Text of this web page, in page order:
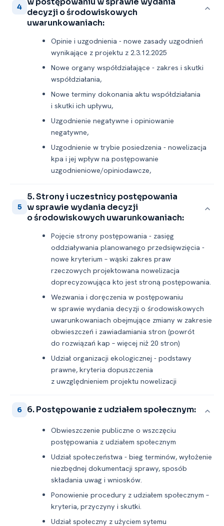
4
decyzji o środowiskowych
uwarunkowaniach:
Opinie i uzgodnienia -⁠ nowe zasady uzgodnień
wynikające z projektu z 2.3.12.2025
Nowe organy współdziałające -⁠ zakres i skutki
współdziałania,
Nowe terminy dokonania aktu współdziałania
i skutki ich upływu,
Uzgodnienie negatywne i opiniowanie
negatywne,
Uzgodnienie w trybie posiedzenia -⁠ nowelizacja
kpa i jej wpływ na postępowanie
uzgodnieniowe/opiniodawcze,
5
5. Strony i uczestnicy postępowania
w sprawie wydania decyzji
o środowiskowych uwarunkowaniach:
Pojęcie strony postępowania -⁠ zasięg
oddziaływania planowanego przedsięwzięcia -
nowe kryterium – wąski zakres praw
rzeczowych projektowana nowelizacja
doprecyzowująca kto jest stroną postępowania.
Wezwania i doręczenia w postępowaniu
w sprawie wydania decyzji o środowiskowych
uwarunkowaniach obejmujące zmiany w zakresie
obwieszczeń i zawiadamiania stron (powrót
do rozwiązań kap – więcej niż 20 stron)
Udział organizacji ekologicznej -⁠ podstawy
prawne, kryteria dopuszczenia
z uwzględnieniem projektu nowelizacji
6 6. Postępowanie z udziałem społecznym:
Obwieszczenie publiczne o wszczęciu
postępowania z udziałem społecznym
Udział społeczeństwa -⁠ bieg terminów, wyłożenie
niezbędnej dokumentacji sprawy, sposób
składania uwag i wniosków.
Ponowienie procedury z udziałem społecznym –
kryteria, przyczyny i skutki.
Udział społeczny z użyciem sytemu